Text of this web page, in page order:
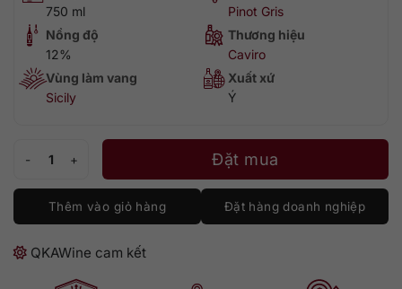
750 ml
Pinot Gris
Nồng độ
12%
Thương hiệu
Caviro
Vùng làm vang
Sicily
Xuất xứ
Ý
Tini Grecanico Terre Siciliane số lượngĐặt mua
Thêm vào giỏ hàng Đặt hàng doanh nghiệp
QKAWine cam kết